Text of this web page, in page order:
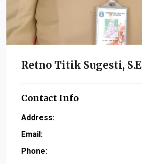
Retno Titik Sugesti, S.E
Contact Info
Address:
Email:
Phone: